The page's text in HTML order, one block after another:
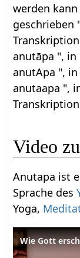
werden
geschrieben
anutāpa ", in
anutApa ",
anutaapa ",
Video
Anutapa ist
Sprache des
Yoga,
Wie Gott